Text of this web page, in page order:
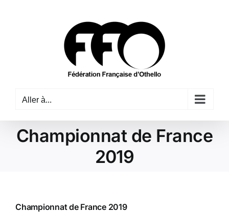
Aller à...
Championnat de France
2019
Championnat de France 2019